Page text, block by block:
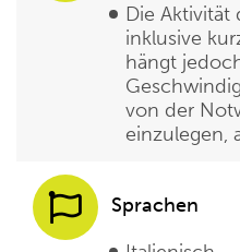
Die Aktivität
inklusive
hängt
von der
einzulegen,
Sprachen